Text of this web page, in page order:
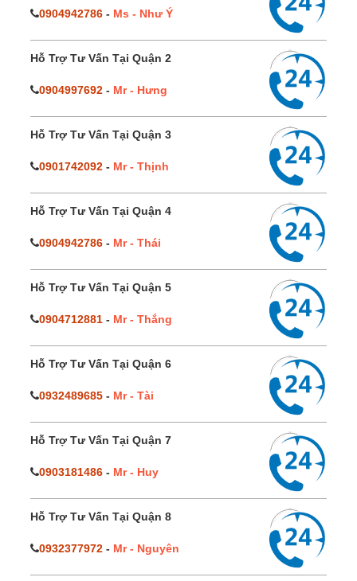
0904942786 - Ms - Như Ý
Hỗ Trợ Tư Vấn Tại Quận 2
0904997692 - Mr - Hưng
Hỗ Trợ Tư Vấn Tại Quận 3
0901742092 - Mr - Thịnh
Hỗ Trợ Tư Vấn Tại Quận 4
0904942786 - Mr - Thái
Hỗ Trợ Tư Vấn Tại Quận 5
0904712881 - Mr - Thắng
Hỗ Trợ Tư Vấn Tại Quận 6
0932489685 - Mr - Tài
Hỗ Trợ Tư Vấn Tại Quận 7
0903181486 - Mr - Huy
Hỗ Trợ Tư Vấn Tại Quận 8
0932377972 - Mr - Nguyên